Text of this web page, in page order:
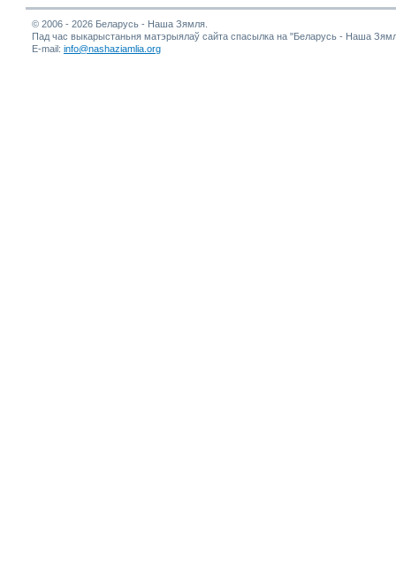
© 2006 - 2026 Беларусь - Наша Зямля.
Пад час выкарыстаньня матэрыялаў сайта спасылка на "Беларусь - Наша
E-mail: info@nashaziamlia.org